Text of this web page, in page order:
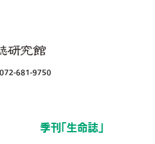
681-9750
季刊「生命誌」